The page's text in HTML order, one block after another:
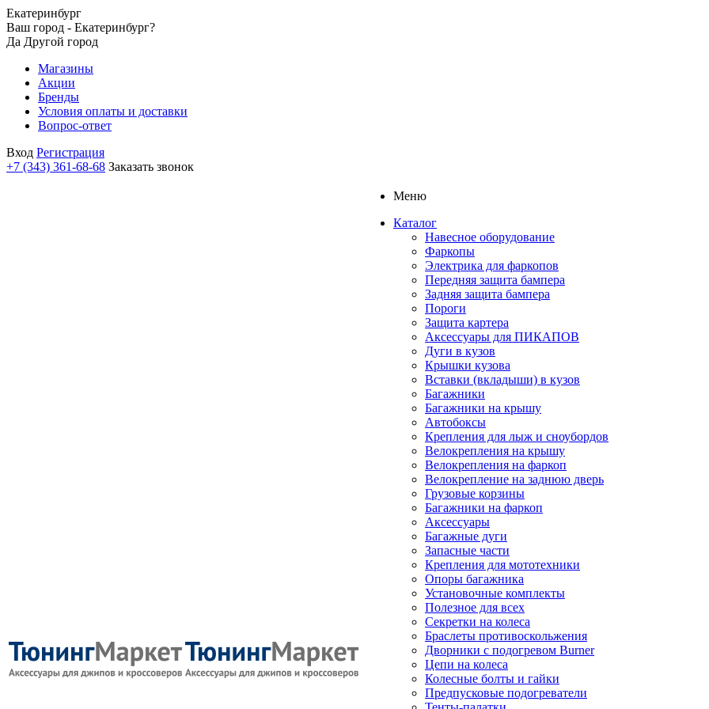
Екатеринбург
Ваш город - Екатеринбург?
Да Другой город
Магазины
Акции
Бренды
Условия оплаты и доставки
Вопрос-ответ
Вход Регистрация
+7 (343) 361-68-68 Заказать звонок
Меню
Каталог
Навесное оборудование
Фаркопы
Электрика для фаркопов
Передняя защита бампера
Задняя защита бампера
Пороги
Защита картера
Аксессуары для ПИКАПОВ
Дуги в кузов
Крышки кузова
Вставки (вкладыши) в кузов
Багажники
Багажники на крышу
Автобоксы
Крепления для лыж и сноубордов
Велокрепления на крышу
Велокрепления на фаркоп
Велокрепление на заднюю дверь
Грузовые корзины
Багажники на фаркоп
Аксессуары
Багажные дуги
Запасные части
Крепления для мототехники
Опоры багажника
Установочные комплекты
Полезное для всех
Секретки на колеса
Браслеты противоскольжения
Дворники с подогревом Burner
Цепи на колеса
Колесные болты и гайки
Предпусковые подогреватели